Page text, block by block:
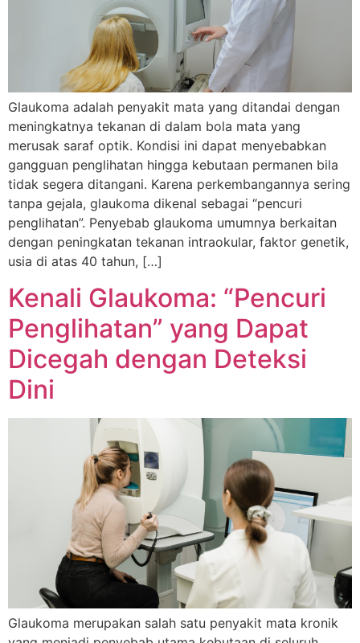
Glaukoma adalah penyakit mata yang ditandai dengan
meningkatnya tekanan di dalam bola mata yang
merusak saraf optik. Kondisi ini dapat menyebabkan
gangguan penglihatan hingga kebutaan permanen bila
tidak segera ditangani. Karena perkembangannya sering
tanpa gejala, glaukoma dikenal sebagai “pencuri
penglihatan”. Penyebab glaukoma umumnya berkaitan
dengan peningkatan tekanan intraokular, faktor genetik,
usia di atas 40 tahun, […]
Kenali Glaukoma: “Pencuri
Penglihatan” yang Dapat
Dicegah dengan Deteksi
Dini
Glaukoma merupakan salah satu penyakit mata kronik